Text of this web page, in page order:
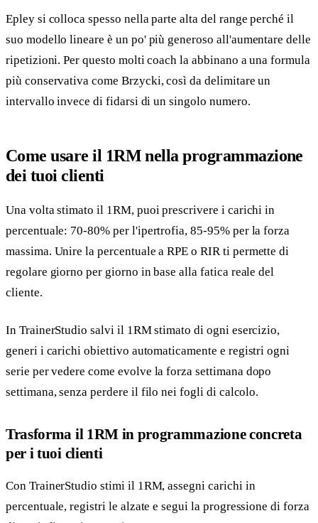
Epley si colloca spesso nella parte alta del range perché il
suo modello lineare è un po' più generoso all'aumentare delle
ripetizioni. Per questo molti coach la abbinano a una formula
più conservativa come Brzycki, così da delimitare un
intervallo invece di fidarsi di un singolo numero.
Come usare il 1RM nella programmazione
dei tuoi clienti
Una volta stimato il 1RM, puoi prescrivere i carichi in
percentuale: 70-80% per l'ipertrofia, 85-95% per la forza
massima. Unire la percentuale a RPE o RIR ti permette di
regolare giorno per giorno in base alla fatica reale del
cliente.
In TrainerStudio salvi il 1RM stimato di ogni esercizio,
generi i carichi obiettivo automaticamente e registri ogni
serie per vedere come evolve la forza settimana dopo
settimana, senza perdere il filo nei fogli di calcolo.
Trasforma il 1RM in programmazione concreta
per i tuoi clienti
Con TrainerStudio stimi il 1RM, assegni carichi in
percentuale, registri le alzate e segui la progressione di forza